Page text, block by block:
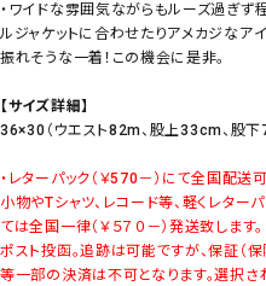
・ワイドな雰囲気ながらもルーズ過ぎず
ルジャケットに合わせたりアメカジなア
振れそうな一着！この機会に是非。
【サイズ詳細】
36×30（ウエスト82m、股上33cm、股
・レターパック（￥570－）にて全国配送可
小物やTシャツ、レコード等、軽くレタ
ては全国一律（￥５７０－）発送致します。
ポスト投函。追跡は可能ですが、保証（
等一部の決済は不可となります。選択